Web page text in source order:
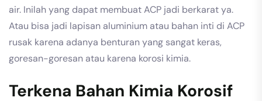
air. Inilah yang dapat membuat ACP jadi berkarat ya.
Atau bisa jadi lapisan aluminium atau bahan inti di ACP
rusak karena adanya benturan yang sangat keras,
goresan-goresan atau karena korosi kimia.
Terkena Bahan Kimia Korosif